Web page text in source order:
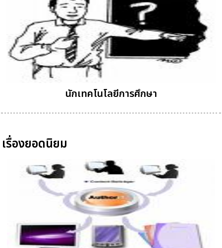
นักเทคโนโลยีการศึกษา
เรื่องยอดนิยม